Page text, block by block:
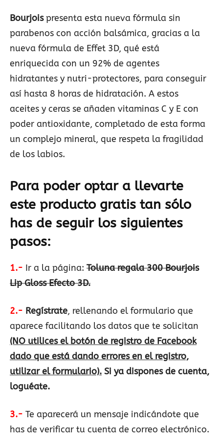
Bourjoispresenta esta nueva fórmula sin
parabenos con acción balsámica, gracias a la
nueva fórmula de Effet 3D, qué está
enriquecida con un 92% de agentes
hidratantes y nutri-protectores, para conseguir
así hasta 8 horas de hidratación. A estos
aceites y ceras se añaden vitaminas C y E con
poder antioxidante, completado de esta forma
un complejo mineral, que respeta la fragilidad
de los labios.
Para poder optar a llevarte
este producto gratis tan sólo
has de seguir los siguientes
pasos:
1.- Ir a la página: Toluna regala 300 Bourjois
Lip Gloss Efecto 3D.
2.- Regístrate, rellenando el formulario que
aparece facilitando los datos que te solicitan
(NO utilices el botón de registro de Facebook
dado que está dando errores en el registro,
utilizar el formulario). Si ya dispones de cuenta,
loguéate.
3.- Te aparecerá un mensaje indicándote que
has de verificar tu cuenta de correo electrónico.